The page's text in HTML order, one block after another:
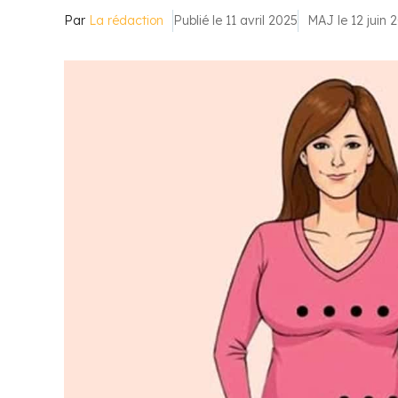
Par La rédaction Publié le 11 avril 2025 MAJ le 12 juin